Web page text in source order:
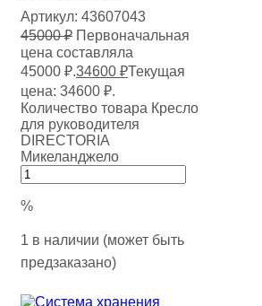
Артикул: 43607043
45000₽ Первоначальная
цена составляла
45000 ₽.34600 ₽Текущая
цена: 34600 ₽.
Количество товара Кресло
для руководителя
DIRECTORIA
Микеланджело
%
1 в наличии (может быть
предзаказано)